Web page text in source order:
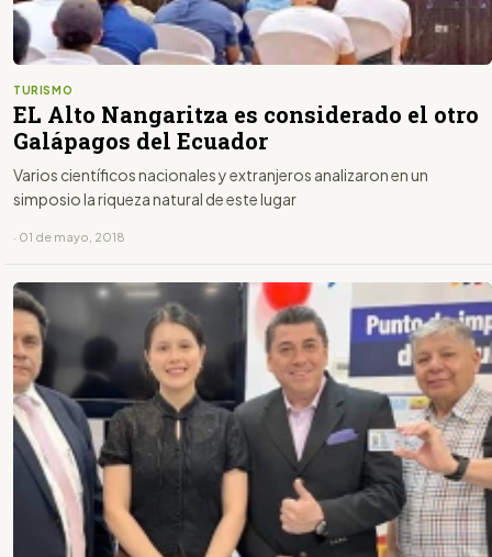
TURISMO
EL Alto Nangaritza es considerado el otro
Galápagos del Ecuador
Varios científicos nacionales y extranjeros analizaron en un
simposio la riqueza natural de este lugar
· 01 de mayo, 2018